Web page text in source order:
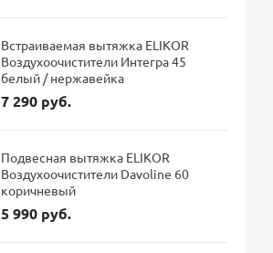
Встраиваемая вытяжка ELIKOR
Воздухоочистители Интегра 45
белый / нержавейка
7 290 руб.
Подвесная вытяжка ELIKOR
Воздухоочистители Davoline 60
коричневый
5 990 руб.